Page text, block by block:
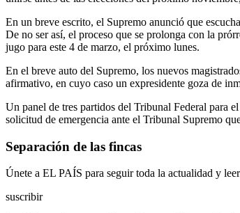
En un breve escrito, el Supremo anunció que
De no ser así, el proceso que se prolonga con la
jugo para este 4 de marzo, el próximo lunes.
En el breve auto del Supremo, los nuevos
afirmativo, en cuyo caso un expresidente goza de
Un panel de tres partidos del Tribunal Federal para
solicitud de emergencia ante el Tribunal Supremo
Separación de las fincas
Únete a EL PAÍS para seguir toda la actualidad y
suscribir